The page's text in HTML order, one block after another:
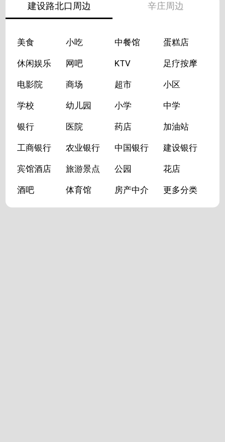
建设路北口周边 辛庄周边
美食 小吃 中餐馆 蛋糕店
休闲娱乐 网吧 KTV 足疗按摩
电影院 商场 超市 小区
学校 幼儿园 小学 中学
银行 医院 药店 加油站
工商银行 农业银行 中国银行 建设银行
宾馆酒店 旅游景点 公园 花店
酒吧 体育馆 房产中介 更多分类